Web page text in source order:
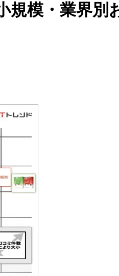
規模・業界